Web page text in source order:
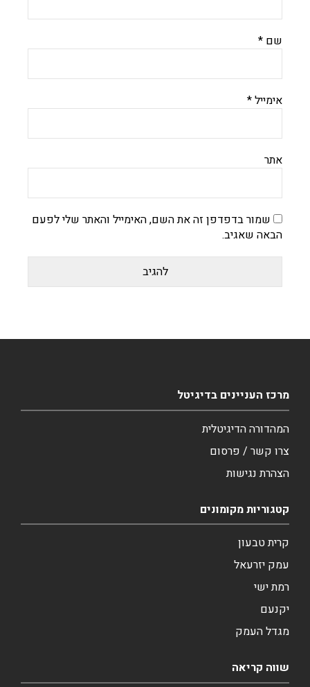
שם *
אימייל*
אתר
שמור בדפדפן זה את השם, האימייל והאתר שלי לפעם
הבאה שאגיב.
מרכז העניינים בדיגיטל
המהדורה הדיגיטלית
צרו קשר / פרסום
הצהרת נגישות
קטגוריות מקומונים
קרית טבעון
עמק יזרעאל
רמת ישי
יקנעם
מגדל העמק
שווה קריאה